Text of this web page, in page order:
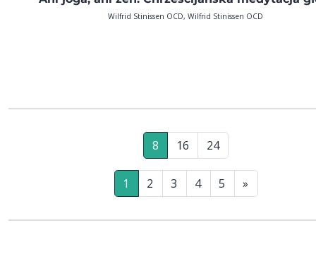
Wilfrid Stinissen OCD, Wilfrid Stinissen OCD
8 16 24
1 2 3 4 5 »